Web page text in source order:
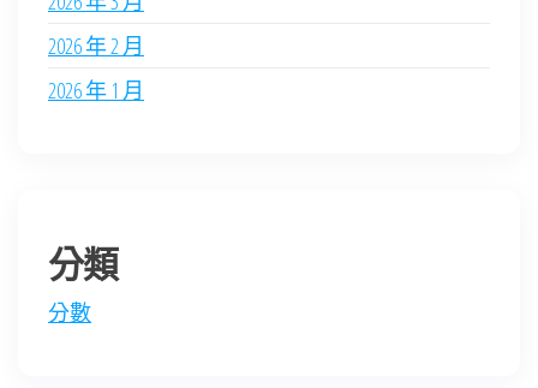
2026 年 2 月
2026 年 1 月
分類
分數